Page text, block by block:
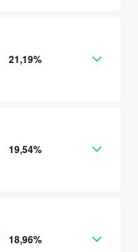
21,19%
19,54%
18,96%